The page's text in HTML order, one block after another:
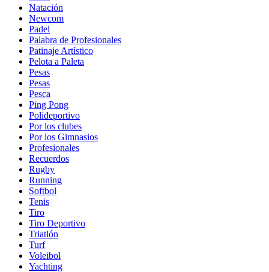
Natación
Newcom
Padel
Palabra de Profesionales
Patinaje Artístico
Pelota a Paleta
Pesas
Pesas
Pesca
Ping Pong
Polideportivo
Por los clubes
Por los Gimnasios
Profesionales
Recuerdos
Rugby
Running
Softbol
Tenis
Tiro
Tiro Deportivo
Triatlón
Turf
Voleibol
Yachting